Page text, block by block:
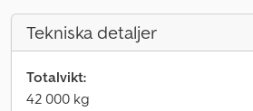
Tekniska detaljer
Totalvikt:
42 000 kg